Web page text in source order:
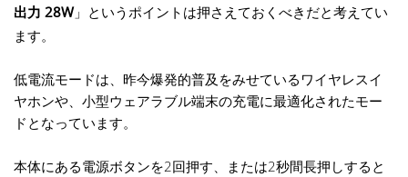
出力 28W」というポイントは押さえておくべきだと考えてい
ます。
低電流モードは、昨今爆発的普及をみせているワイヤレスイ
ヤホンや、小型ウェアラブル端末の充電に最適化されたモー
ドとなっています。
本体にある電源ボタンを2回押す、または2秒間長押しすると